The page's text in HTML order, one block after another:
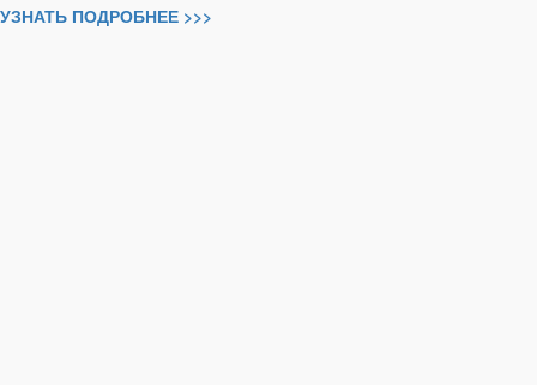
УЗНАТЬ ПОДРОБНЕЕ >>>